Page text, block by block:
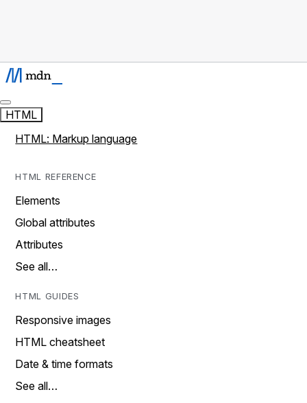
HTML
HTML: Markup language
HTML REFERENCE
Elements
Global attributes
Attributes
See all…
HTML GUIDES
Responsive images
HTML cheatsheet
Date & time formats
See all…